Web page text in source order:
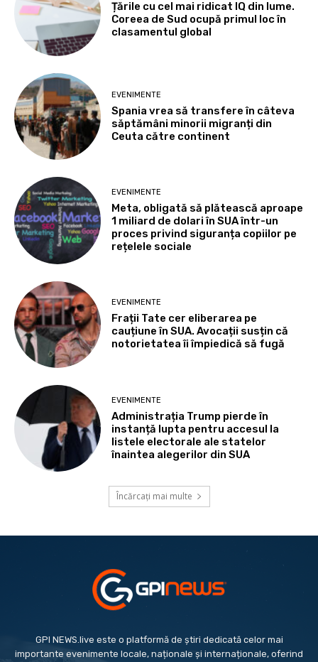
Țările cu cel mai ridicat IQ din lume.
Coreea de Sud ocupă primul loc în
clasamentul global
EVENIMENTE
Spania vrea să transfere în câteva
săptămâni minorii migranți din
Ceuta către continent
EVENIMENTE
Meta, obligată să plătească aproape
1 miliard de dolari în SUA într-un
proces privind siguranța copiilor pe
rețelele sociale
EVENIMENTE
Frații Tate cer eliberarea pe
cauțiune în SUA. Avocații susțin că
notorietatea îi împiedică să fugă
EVENIMENTE
Administrația Trump pierde în
instanță lupta pentru accesul la
listele electorale ale statelor
înaintea alegerilor din SUA
Încărcați mai multe
GPI NEWS.live este o platformă de știri dedicată celor mai
importante evenimente locale, naționale și internaționale, oferind